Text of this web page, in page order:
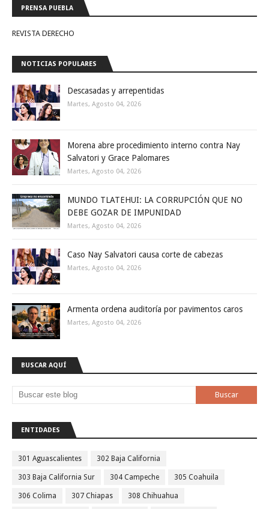
PRENSA PUEBLA
REVISTA DERECHO
NOTICIAS POPULARES
Descasadas y arrepentidas
Martes, Agosto 04, 2026
Morena abre procedimiento interno contra Nay
Salvatori y Grace Palomares
Martes, Agosto 04, 2026
MUNDO TLATEHUI: LA CORRUPCIÓN QUE NO
DEBE GOZAR DE IMPUNIDAD
Martes, Agosto 04, 2026
Caso Nay Salvatori causa corte de cabezas
Martes, Agosto 04, 2026
Armenta ordena auditoría por pavimentos caros
Martes, Agosto 04, 2026
BUSCAR AQUÍ
ENTIDADES
301 Aguascalientes 302 Baja California
303 Baja California Sur 304 Campeche 305 Coahuila
306 Colima 307 Chiapas 308 Chihuahua